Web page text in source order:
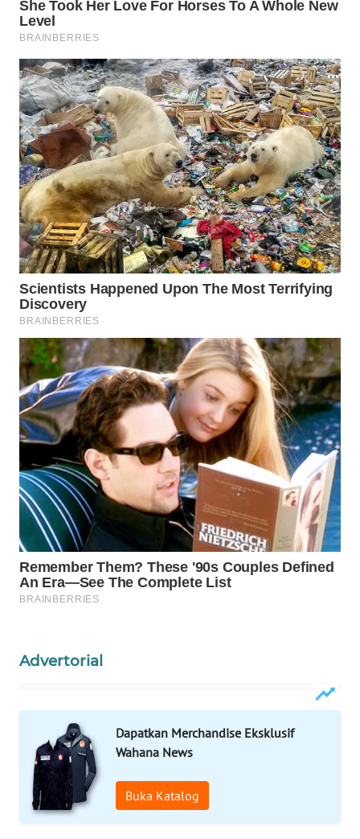
Advertorial
Dapatkan Merchandise Eksklusif
Wahana News
Buka Katalog
WAHANA
WAHANA
HEALTH
WAHANA
DESA
WISATA
LAPAK
WAHANA
Wahana
Network
KONSUMEN
LISTRIK
MASYARAKAT
KELISTRIKAN
WALINKI
ID
MAWAKA
ID
MARTABAT
NET
WATCH
LPKKI
LKKI
KOPEKLIN